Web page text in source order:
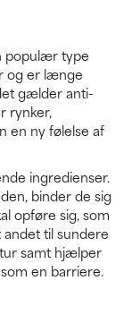
populær type
og er længe
gælder anti-
rynker,
en ny følelse af
ingredienser.
binder de sig
opføre sig, som
til sundere
samt hjælper
en barriere.